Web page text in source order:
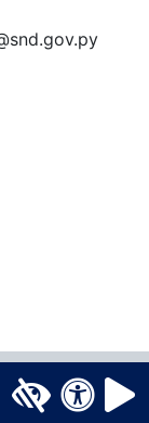
del Gobierno